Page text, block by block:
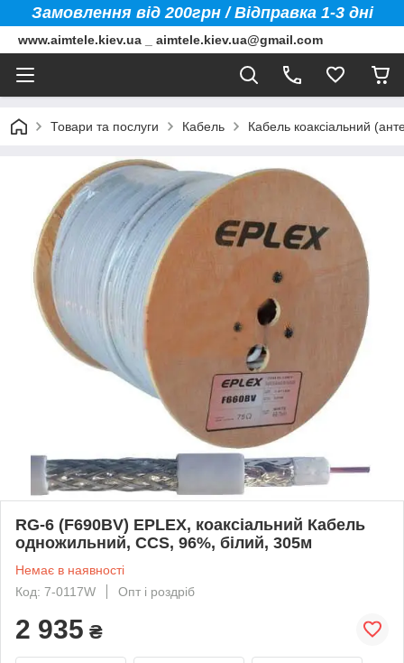
Замовлення від 200грн / Відправка 1-3 дні
www.aimtele.kiev.ua _ aimtele.kiev.ua@gmail.com
Товари та послуги Кабель Кабель коаксіальний
RG-6 (F690BV) EPLEX, коаксіальний Кабель
одножильний, CCS, 96%, білий, 305м
Немає в наявності
Код: 7-0117W
Опт і роздріб
2 935 ₴